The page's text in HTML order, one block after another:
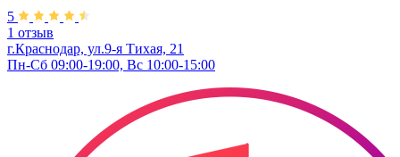
5
1 отзыв
г.Краснодар, ул.9-я Тихая, 21
Пн-Сб 09:00-19:00, Вс 10:00-15:00